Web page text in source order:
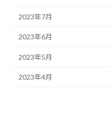
2023年7月
2023年6月
2023年5月
2023年4月